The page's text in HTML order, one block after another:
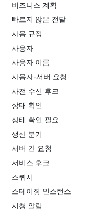
비즈니스 계획
빠르지 않은 전달
사용 규정
사용자
사용자 이름
사용자-서버 요청
사전 수신 후크
상태 확인
상태 확인 필요
생산 분기
서버 간 요청
서비스 후크
스쿼시
스테이징 인스턴스
시청 알림